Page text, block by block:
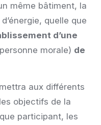
même bâtiment, la
quelle que
d’une
morale) de
aux différents
objectifs de la
participant, les